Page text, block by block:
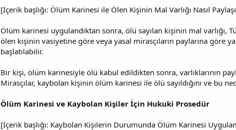
[İçerik başlığı: Ölüm Karinesi ile Ölen Kişinin Mal Varlığı Nasıl
Ölüm karinesi uygulandıktan sonra, ölü sayılan kişinin mal varlığı,
ölen kişinin vasiyetine göre veya yasal mirasçıların paylarına göre
başlatılabilir.
Bir kişi, ölüm karinesiyle ölü kabul edildikten sonra, varlıklarının
Mirasçılar, kaybolan kişinin ölüm karinesi ile ölü sayıldığını ve bu
Ölüm Karinesi ve Kaybolan Kişiler İçin Hukuki Prosedür
[İçerik başlığı: Kaybolan Kişilerin Durumunda Ölüm Karinesi